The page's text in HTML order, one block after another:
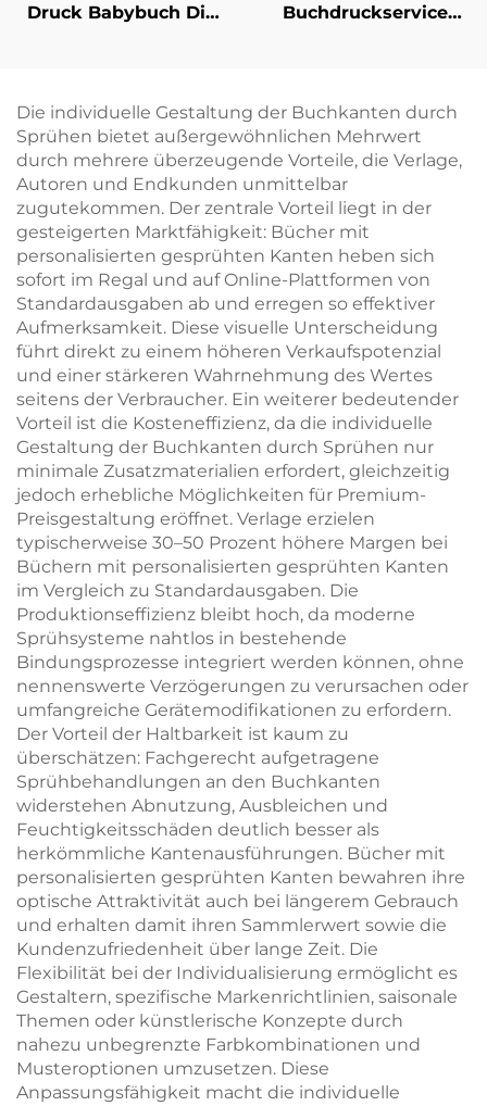
Druck Babybuch Die
Hartdeckel
Buchdruckservice
Buchdruck mit
lackierten Kanten
Die individuelle Gestaltung der Buchkanten durch
Sprühen bietet außergewöhnlichen Mehrwert
durch mehrere überzeugende Vorteile, die Verlage,
Autoren und Endkunden unmittelbar
zugutekommen. Der zentrale Vorteil liegt in der
gesteigerten Marktfähigkeit: Bücher mit
personalisierten gesprühten Kanten heben sich
sofort im Regal und auf Online-Plattformen von
Standardausgaben ab und erregen so effektiver
Aufmerksamkeit. Diese visuelle Unterscheidung
führt direkt zu einem höheren Verkaufspotenzial
und einer stärkeren Wahrnehmung des Wertes
seitens der Verbraucher. Ein weiterer bedeutender
Vorteil ist die Kosteneffizienz, da die individuelle
Gestaltung der Buchkanten durch Sprühen nur
minimale Zusatzmaterialien erfordert, gleichzeitig
jedoch erhebliche Möglichkeiten für Premium-
Preisgestaltung eröffnet. Verlage erzielen
typischerweise 30–50 Prozent höhere Margen bei
Büchern mit personalisierten gesprühten Kanten
im Vergleich zu Standardausgaben. Die
Produktionseffizienz bleibt hoch, da moderne
Sprühsysteme nahtlos in bestehende
Bindungsprozesse integriert werden können, ohne
nennenswerte Verzögerungen zu verursachen oder
umfangreiche Gerätemodifikationen zu erfordern.
Der Vorteil der Haltbarkeit ist kaum zu
überschätzen: Fachgerecht aufgetragene
Sprühbehandlungen an den Buchkanten
widerstehen Abnutzung, Ausbleichen und
Feuchtigkeitsschäden deutlich besser als
herkömmliche Kantenausführungen. Bücher mit
personalisierten gesprühten Kanten bewahren ihre
optische Attraktivität auch bei längerem Gebrauch
und erhalten damit ihren Sammlerwert sowie die
Kundenzufriedenheit über lange Zeit. Die
Flexibilität bei der Individualisierung ermöglicht es
Gestaltern, spezifische Markenrichtlinien, saisonale
Themen oder künstlerische Konzepte durch
nahezu unbegrenzte Farbkombinationen und
Musteroptionen umzusetzen. Diese
Anpassungsfähigkeit macht die individuelle